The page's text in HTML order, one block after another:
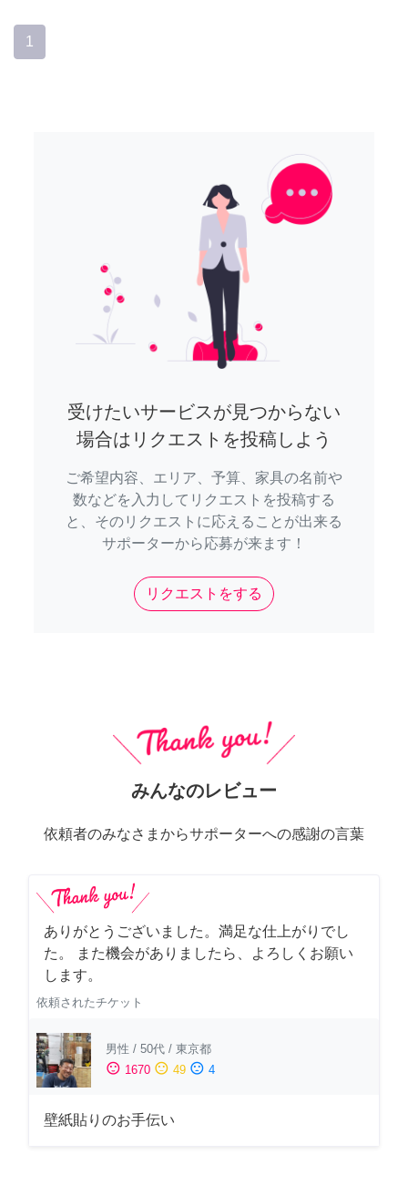
1
受けたいサービスが見つからない
場合はリクエストを投稿しよう
ご希望内容、エリア、予算、家具の名前や
数などを入力してリクエストを投稿する
と、そのリクエストに応えることが出来る
サポーターから応募が来ます！
リクエストをする
みんなのレビュー
依頼者のみなさまからサポーターへの感謝の言葉
ありがとうございました。満足な仕上がりでし
た。 また機会がありましたら、よろしくお願い
します。
依頼されたチケット
男性 / 50代 / 東京都
sentiment_satisfied 1670 sentiment_neutral 49 sentiment_dissatisfied 4
壁紙貼りのお手伝い